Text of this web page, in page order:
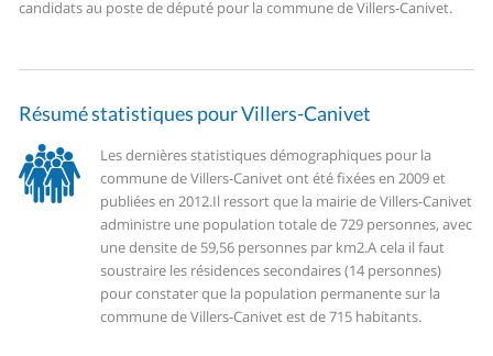
candidats au poste de député pour la commune de Villers-Canivet.
Résumé statistiques pour Villers-Canivet
Les dernières statistiques démographiques pour la
commune de Villers-Canivet ont été fixées en 2009 et
publiées en 2012.Il ressort que la mairie de Villers-Canivet
administre une population totale de 729 personnes, avec
une densite de 59,56 personnes par km2.A cela il faut
soustraire les résidences secondaires (14 personnes)
pour constater que la population permanente sur la
commune de Villers-Canivet est de 715 habitants.